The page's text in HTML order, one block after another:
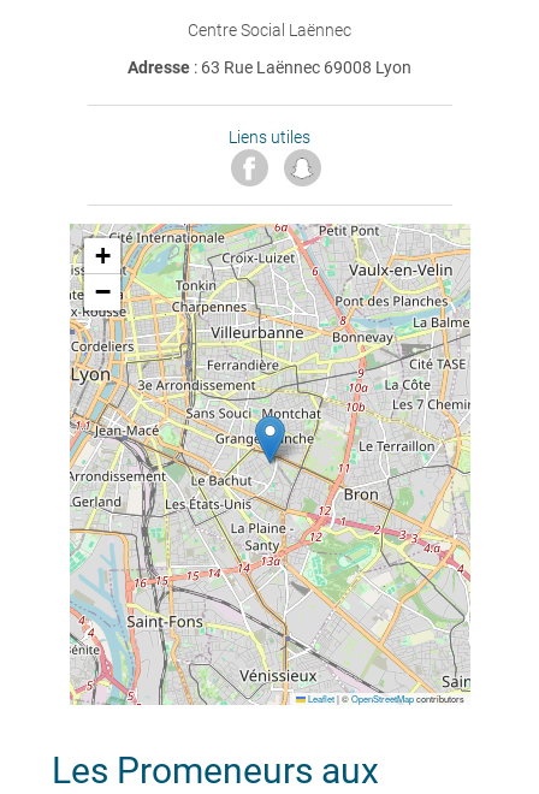
Centre Social Laënnec
Adresse : 63 Rue Laënnec 69008 Lyon
Liens utiles
+
−
Leaflet |©OpenStreetMapcontributors
Les Promeneurs aux